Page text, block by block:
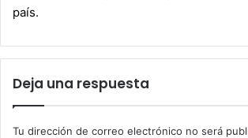
país.
Deja una respuesta
Tu dirección de correo electrónico no será